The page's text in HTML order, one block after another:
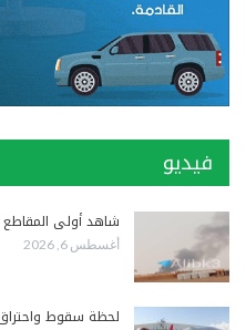
فيديو
شاهد أولى المقاطع
أغسطس 6, 2026
لحظة سقوط